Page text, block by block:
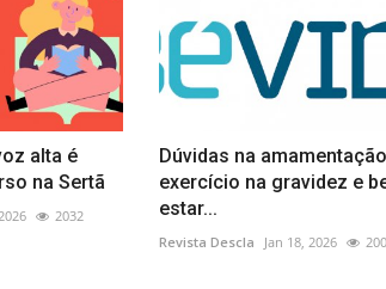
alta é
na Sertã
2032
Dúvidas na
exercício na gravidez e
estar...
Revista Descla Jan 18, 2026
Misty Fest de 1 a 23 de